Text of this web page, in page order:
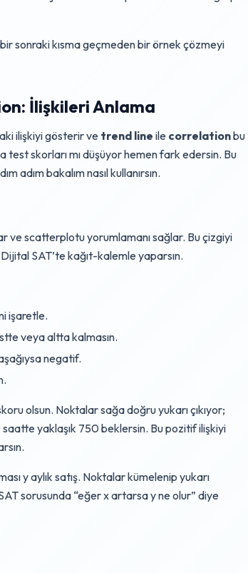
sonraki kısma geçmeden bir örnek çözmeyi
İlişkileri Anlama
ilişkiyi gösterir ve trend line ile correlationbu
test skorları mı düşüyor hemen fark edersin. Bu
adım bakalım nasıl kullanırsın.
ve scatterplotu yorumlamanı sağlar. Bu çizgiyi
SAT’te kağıt-kalemle yaparsın.
işaretle.
veya altta kalmasın.
negatif.
olsun. Noktalar sağa doğru yukarı çıkıyor;
yaklaşık 750 beklersin. Bu pozitif ilişkiyi
y aylık satış. Noktalar kümelenip yukarı
sorusunda “eğer x artarsa y ne olur” diye